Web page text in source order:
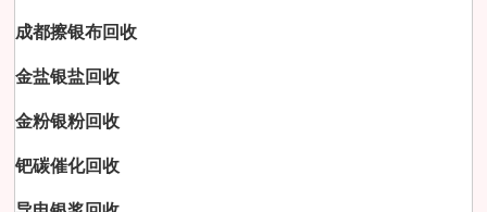
成都擦银布回收
金盐银盐回收
金粉银粉回收
钯碳催化回收